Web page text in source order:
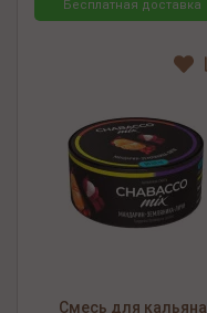
Бесплатная доставка
Смесь для кальяна